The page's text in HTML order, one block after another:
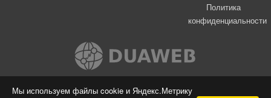
Мы используем файлы cookie и Яндекс.Метрику
Политика
конфиденциальности
Вконтакте